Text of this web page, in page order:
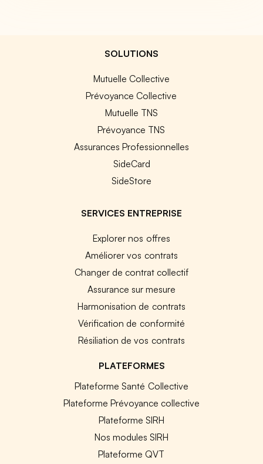
SOLUTIONS
Mutuelle Collective
Prévoyance Collective
Mutuelle TNS
Prévoyance TNS
Assurances Professionnelles
SideCard
SideStore
SERVICES ENTREPRISE
Explorer nos offres
Améliorer vos contrats
Changer de contrat collectif
Assurance sur mesure
Harmonisation de contrats
Vérification de conformité
Résiliation de vos contrats
PLATEFORMES
Plateforme Santé Collective
Plateforme Prévoyance collective
Plateforme SIRH
Nos modules SIRH
Plateforme QVT